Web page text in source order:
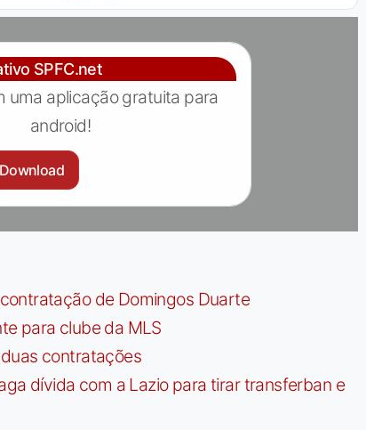
SPFC.net
uma aplicação gratuita para
android!
Download
contratação de Domingos Duarte
para clube da MLS
contratações
dívida com a Lazio para tirar transferban e